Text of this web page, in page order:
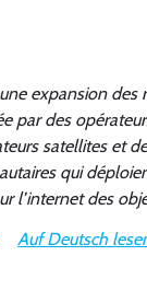
expansion des
par des
satellites et
qui
l’internet des
Auf Deutsch